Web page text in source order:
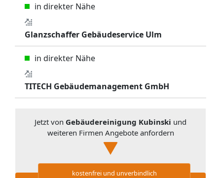
in direkter Nähe
Glanzschaffer Gebäudeservice Ulm
in direkter Nähe
TITECH Gebäudemanagement GmbH
Jetzt von Gebäudereinigung Kubinski und
weiteren Firmen Angebote anfordern
kostenfrei und unverbindlich